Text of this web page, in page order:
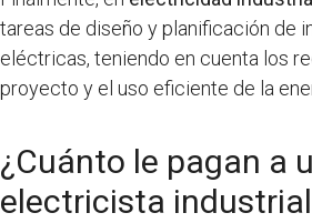
tareas de diseño y planificación de
eléctricas, teniendo en cuenta los
proyecto y el uso eficiente de la
¿Cuánto le pagan a
electricista